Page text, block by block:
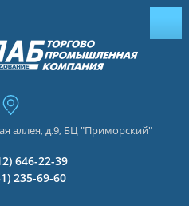
аллея, д.9, БЦ "Приморский"
646-22-39
235-69-60